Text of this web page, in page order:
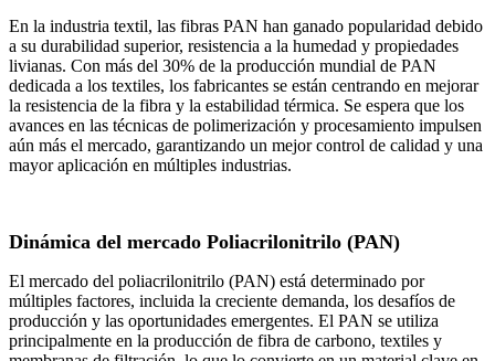
En la industria textil, las fibras PAN han ganado popularidad debido
a su durabilidad superior, resistencia a la humedad y propiedades
livianas. Con más del 30% de la producción mundial de PAN
dedicada a los textiles, los fabricantes se están centrando en mejorar
la resistencia de la fibra y la estabilidad térmica. Se espera que los
avances en las técnicas de polimerización y procesamiento impulsen
aún más el mercado, garantizando un mejor control de calidad y una
mayor aplicación en múltiples industrias.
Dinámica del mercado Poliacrilonitrilo (PAN)
El mercado del poliacrilonitrilo (PAN) está determinado por
múltiples factores, incluida la creciente demanda, los desafíos de
producción y las oportunidades emergentes. El PAN se utiliza
principalmente en la producción de fibra de carbono, textiles y